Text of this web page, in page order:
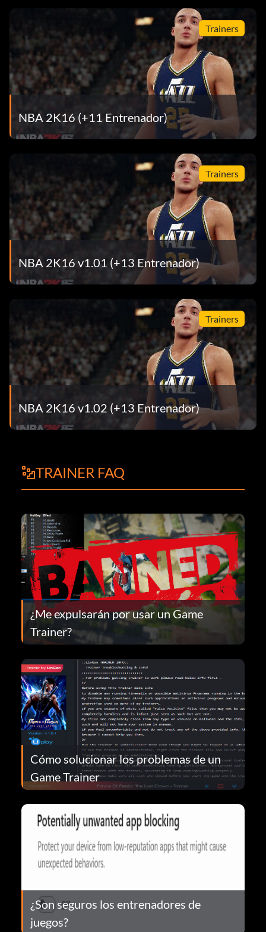
Trainers
NBA 2K16 (+11 Entrenador)
Trainers
NBA 2K16 v1.01 (+13 Entrenador)
Trainers
NBA 2K16 v1.02 (+13 Entrenador)
TRAINER FAQ
¿Me expulsarán por usar un Game
Trainer?
Cómo solucionar los problemas de un
Game Trainer
¿Son seguros los entrenadores de
juegos?